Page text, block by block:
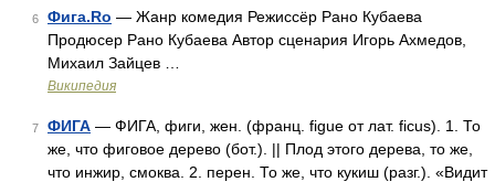
6 Фига.Ro — Жанр комедия Режиссёр Рано Кубаева
Продюсер Рано Кубаева Автор сценария Игорь Ахмедов,
Михаил Зайцев …
Википедия
7 ФИГА — ФИГА, фиги, жен. (франц. figue от лат. ficus). 1. То
же, что фиговое дерево (бот.). || Плод этого дерева, то же,
что инжир, смоква. 2. перен. То же, что кукиш (разг.). «Видит